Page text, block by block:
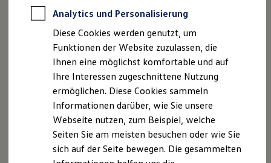
ProfiPartner für Gebrauchtwagen
Finanzierung
Für Privatkunden
Für Gewerbekunden
Leasing
Für Privatkunden
Für Gewerbekunden
Versicherungen & Garantien
Garantien
Kfz-Versicherung für Nutzfahrzeuge
Restschuldversicherung
Wartungsverträge
Besitzer & Service
Autohaus Lampa Spelle GmbH
Rheiner Straße 64
48480 Spelle
Telefon: 05977 - 940511
Fax: 05977 - 9405144
E-Mail:spelle@lampa.de
Analytics und Personalisierung
Diese Cookies werden genutzt, um
Funktionen der Website zuzulassen, die
Ihnen eine möglichst komfortable und auf
Ihre Interessen zugeschnittene Nutzung
ermöglichen. Diese Cookies sammeln
Informationen darüber, wie Sie unsere
Webseite nutzen, zum Beispiel, welche
Seiten Sie am meisten besuchen oder wie Sie
sich auf der Seite bewegen. Die gesammelten